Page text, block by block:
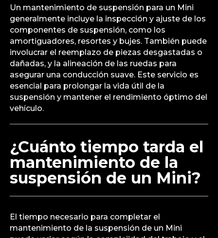
Un mantenimiento de suspensión para un Mini
generalmente incluye la inspección y ajuste de los
componentes de suspensión, como los
amortiguadores, resortes y bujes. También puede
involucrar el reemplazo de piezas desgastadas o
dañadas, y la alineación de las ruedas para
asegurar una conducción suave. Este servicio es
esencial para prolongar la vida útil de la
suspensión y mantener el rendimiento óptimo del
vehículo.
¿Cuánto tiempo tarda el
mantenimiento de la
suspensión de un Mini?
El tiempo necesario para completar el
mantenimiento de la suspensión de un Mini